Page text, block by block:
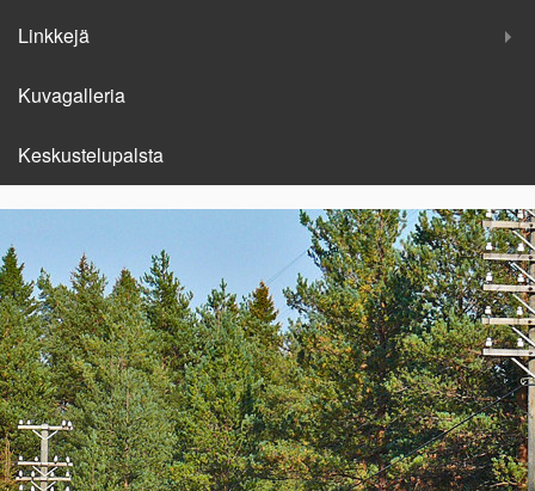
Linkkejä
Kuvagalleria
Keskustelupalsta